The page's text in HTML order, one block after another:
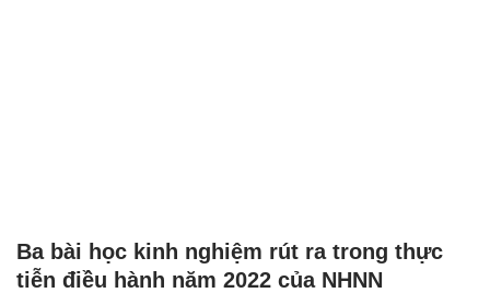
Ba bài học kinh nghiệm rút ra trong thực
tiễn điều hành năm 2022 của NHNN